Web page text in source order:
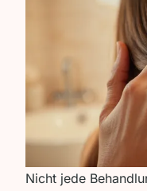
Nicht jede